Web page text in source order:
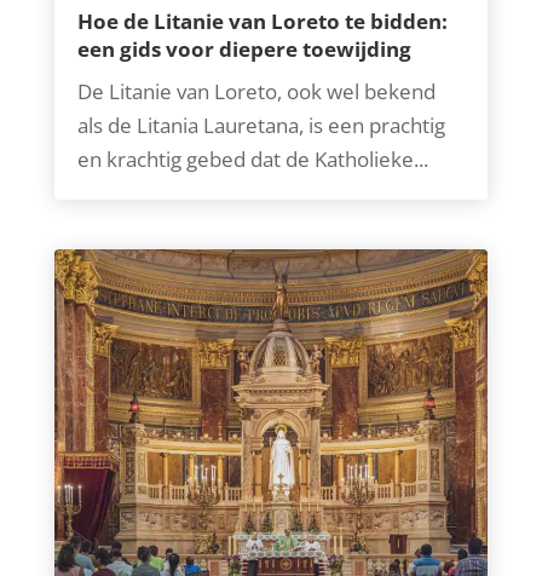
Hoe de Litanie van Loreto te bidden:
een gids voor diepere toewijding
De Litanie van Loreto, ook wel bekend
als de Litania Lauretana, is een prachtig
en krachtig gebed dat de Katholieke...